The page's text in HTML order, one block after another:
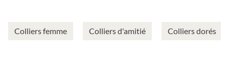
Colliers femme Colliers d'amitié Colliers dorés